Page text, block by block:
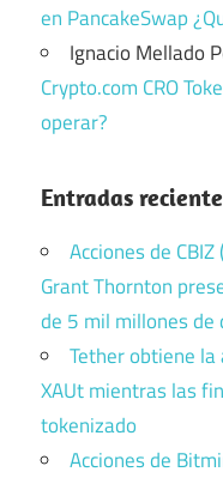
en PancakeSwap
Ignacio Mellado
Crypto.com CRO
operar?
Entradas
Acciones de
Grant Thornton
de 5 mil millones de
Tether obtiene
XAUt mientras las
tokenizado
Acciones de